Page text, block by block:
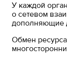
У каждой
о сетевом
дополняющие
Обмен